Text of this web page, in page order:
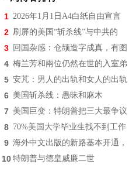
1 2026年1月1日A4白纸自由宣言
2 刷屏的美国“斩杀线”与中共的
3 回国杂感：仓颉造字成真，有图
4 梅兰芳和兩位仍然在世的入室弟
5 安芃：男人的出轨和女人的出轨
6 美国斩杀线：愚昧和麻木
7 美国巨变：特朗普把三大最争议
8 70%美国大学毕业生找不到工作
9 海外中文出版的新路基本开通，
10 特朗普与德皇威廉二世